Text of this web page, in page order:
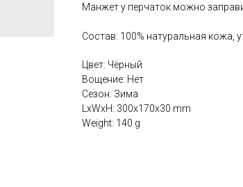
Манжет у перчаток можно
Состав: 100% натуральная кожа,
Цвет: Чёрный
Вощение: Нет
Сезон: Зима
LxWxH: 300x170x30 mm
Weight: 140 g